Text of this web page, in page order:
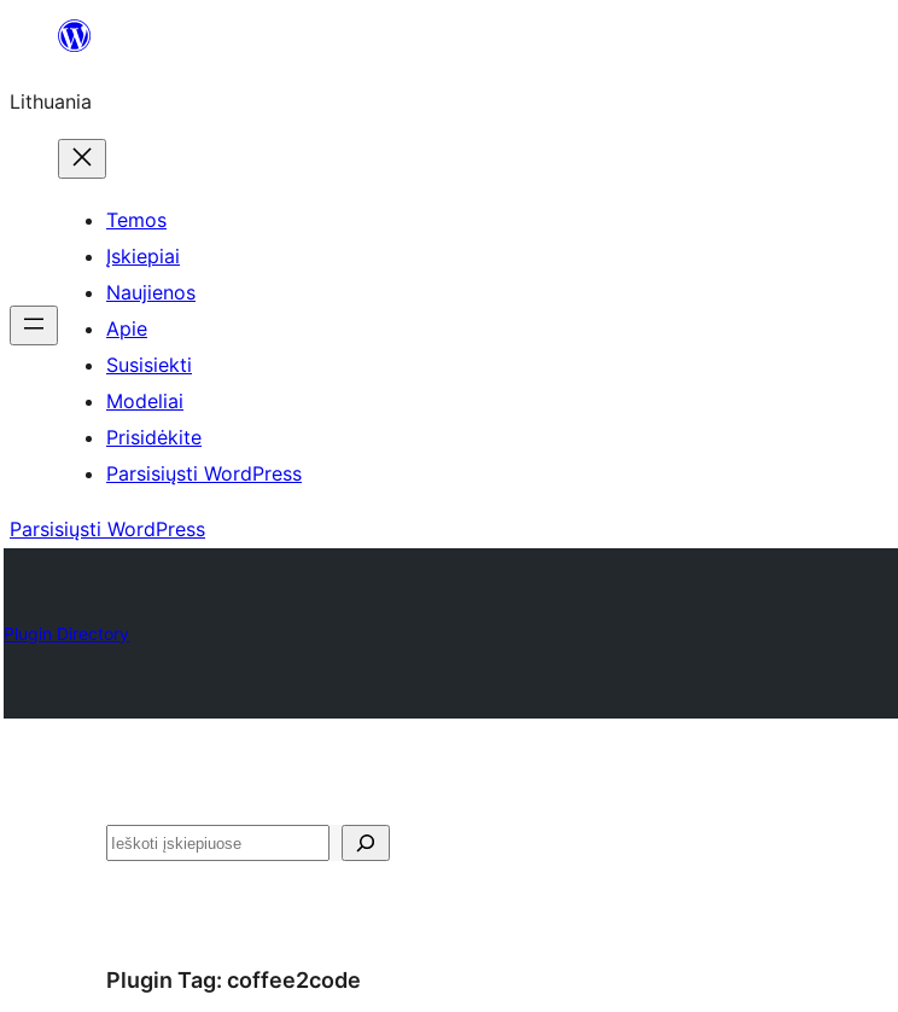
turinio
Lithuania
Temos
Įskiepiai
Naujienos
Apie
Susisiekti
Modeliai
Prisidėkite
Parsisiųsti WordPress
Parsisiųsti WordPress
Plugin Directory
Paieška
Plugin Tag: coffee2code